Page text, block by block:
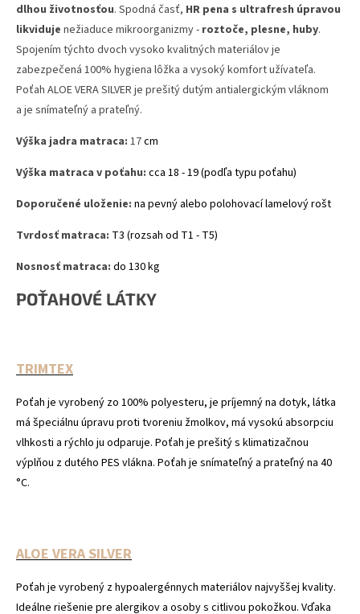
dlhou životnosťou. Spodná časť, HR pena s ultrafresh úpravou
likviduje nežiaduce mikroorganizmy - roztoče, plesne, huby.
Spojením týchto dvoch vysoko kvalitných materiálov je
zabezpečená 100% hygiena lôžka a vysoký komfort užívateľa.
Poťah ALOE VERA SILVER je prešitý dutým antialergickým vláknom
a je snímateľný a prateľný.
Výška jadra matraca: 17cm
Výška matraca v poťahu: cca 18 - 19(podľa typu poťahu)
Doporučené uloženie: na pevný alebo polohovacílamelovýrošt
Tvrdosť matraca: T3 (rozsah od T1 - T5)
Nosnosť matraca: do 130 kg
POŤAHOVÉ LÁTKY
TRIMTEX
Poťah je vyrobený zo 100% polyesteru, je príjemný na dotyk, látka
má špeciálnu úpravu proti tvoreniu žmolkov, má vysokú absorpciu
vlhkosti a rýchlo ju odparuje. Poťah je prešitý s klimatizačnou
výplňou z dutého PES vlákna. Poťah je snímateľný a prateľný na 40
°C.
ALOE VERA SILVER
Poťah je vyrobený z hypoalergénnych materiálov najvyššej kvality.
Ideálne riešenie pre alergikov a osoby s citlivou pokožkou. Vďaka